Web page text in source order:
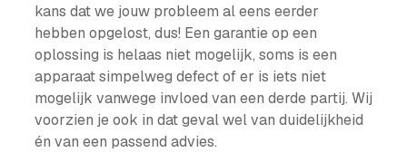
kans dat we jouw probleem al eens eerder
hebben opgelost, dus! Een garantie op een
oplossing is helaas niet mogelijk, soms is een
apparaat simpelweg defect of er is iets niet
mogelijk vanwege invloed van een derde partij. Wij
voorzien je ook in dat geval wel van duidelijkheid
én van een passend advies.